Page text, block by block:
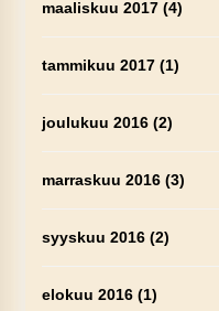
maaliskuu 2017(4)
tammikuu 2017(1)
joulukuu 2016(2)
marraskuu 2016(3)
syyskuu 2016(2)
elokuu 2016(1)